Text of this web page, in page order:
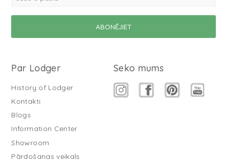
Par Lodger
History of Lodger
Kontakti
Blogs
Information Center
Showroom
Pārdošanas veikals
Seko mums